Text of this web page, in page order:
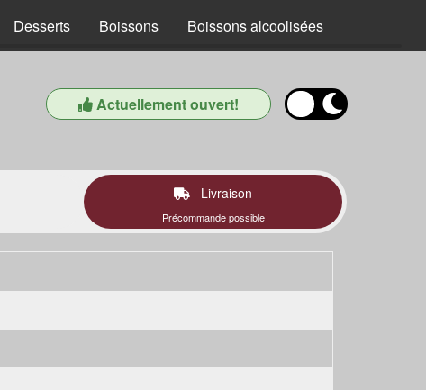
Desserts Boissons Boissons alcoolisées
Actuellement ouvert!
Livraison
Précommande possible